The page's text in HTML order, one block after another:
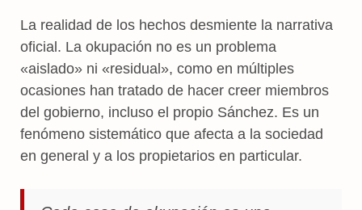
La realidad de los hechos desmiente la narrativa
oficial. La okupación no es un problema
«aislado» ni «residual», como en múltiples
ocasiones han tratado de hacer creer miembros
del gobierno, incluso el propio Sánchez. Es un
fenómeno sistemático que afecta a la sociedad
en general y a los propietarios en particular.